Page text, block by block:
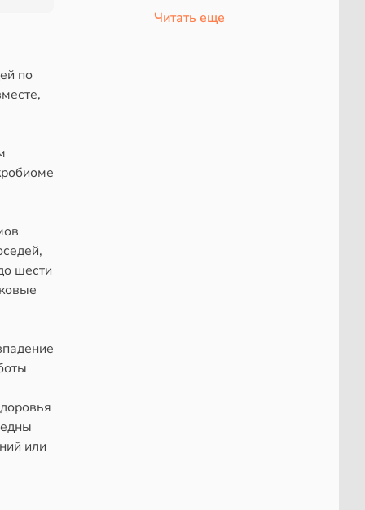
по
шести
или
Читать еще